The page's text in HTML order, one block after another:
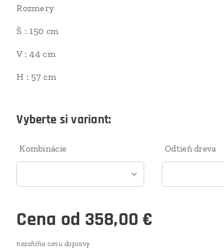
Rozmery
Š : 150 cm
V : 44 cm
H : 57 cm
Vyberte si variant:
Kombinácie Odtieň dreva
Cena od 358,00€
nezahŕňa cenu dopravy